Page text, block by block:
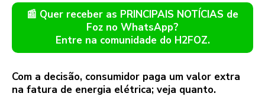
📰 Quer receber as PRINCIPAIS NOTÍCIAS de
Foz no WhatsApp?
Entre na comunidade do H2FOZ.
Com a decisão, consumidor paga um valor extra
na fatura de energia elétrica; veja quanto.